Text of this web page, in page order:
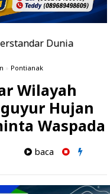
| BMKG Catat
» Pontianak
Wilayah
Hujan
Waspada
baca